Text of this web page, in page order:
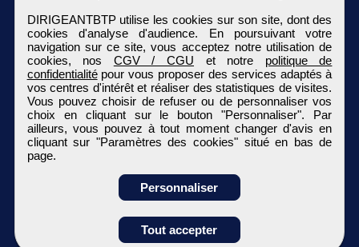
Obtenir ses
DIRIGEANTBTP utilise les cookies sur son site, dont des
cookies d'analyse d'audience. En poursuivant votre
navigation sur ce site, vous acceptez notre utilisation de
cookies, nos CGV / CGU et notre politique de
confidentialitépour vous proposer des services adaptés à
vos centres d'intérêt et réaliser des statistiques de visites.
Vous pouvez choisir de refuser ou de personnaliser vos
choix en cliquant sur le bouton "Personnaliser". Par
ailleurs, vous pouvez à tout moment changer d'avis en
cliquant sur "Paramètres des cookies" situé en bas de
page.
Personnaliser
Tout accepter
DIRIGEANTBTP